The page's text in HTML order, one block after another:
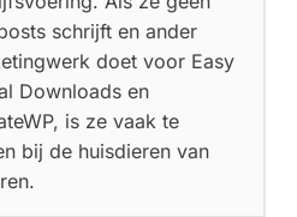
schrijft en ander
doet voor Easy
Downloads en
is ze vaak te
bij de huisdieren van